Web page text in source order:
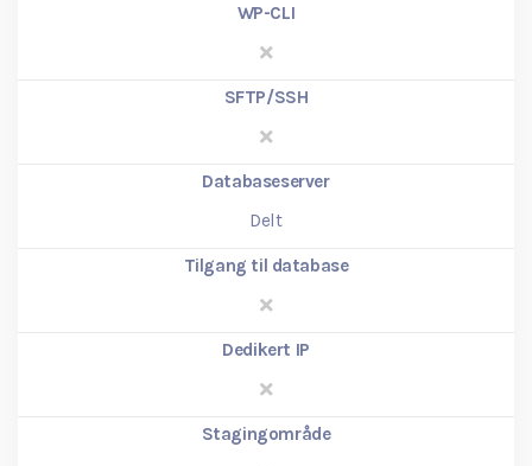
WP-CLI
SFTP/SSH
Databaseserver
Delt
Tilgang til database
Dedikert IP
Stagingområde